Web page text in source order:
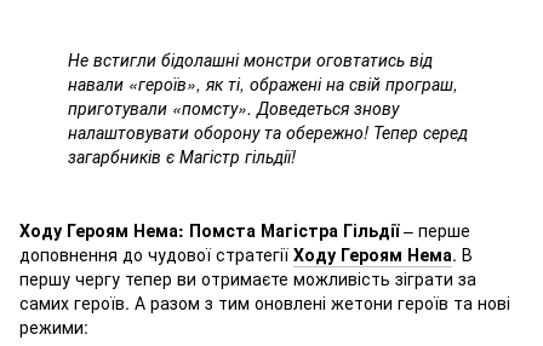
Не встигли бідолашні монстри оговтатись від
навали «героїв», як ті, ображені на свій програш,
приготували «помсту». Доведеться знову
налаштовувати оборону та обережно! Тепер серед
загарбників є Магістр гільдії!
Ходу Героям Нема: Помста Магістра Гільдії– перше
доповнення до чудової стратегії Ходу Героям Нема. В
першу чергу тепер ви отримаєте можливість зіграти за
самих героїв. А разом з тим оновлені жетони героїв та нові
режими: